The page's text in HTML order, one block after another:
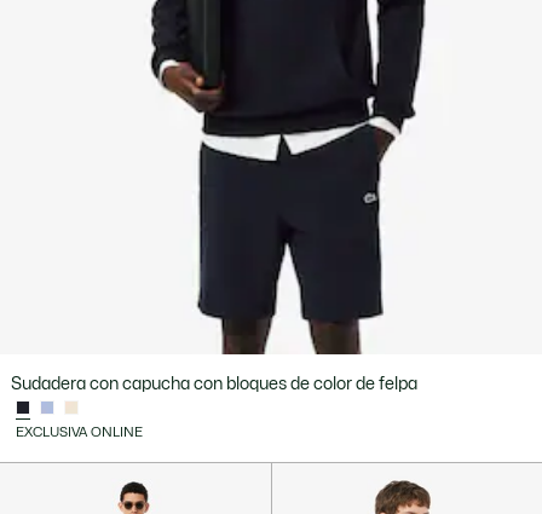
Sudadera con capucha con bloques de color de felpa
EXCLUSIVA ONLINE